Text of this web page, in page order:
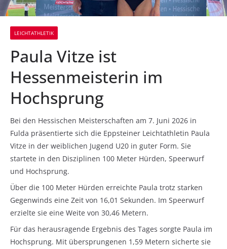
LEICHTATHLETIK
Paula Vitze ist
Hessenmeisterin im
Hochsprung
Bei den Hessischen Meisterschaften am 7. Juni 2026 in
Fulda präsentierte sich die Eppsteiner Leichtathletin Paula
Vitze in der weiblichen Jugend U20 in guter Form. Sie
startete in den Disziplinen 100 Meter Hürden, Speerwurf
und Hochsprung.
Über die 100 Meter Hürden erreichte Paula trotz starken
Gegenwinds eine Zeit von 16,01 Sekunden. Im Speerwurf
erzielte sie eine Weite von 30,46 Metern.
Für das herausragende Ergebnis des Tages sorgte Paula im
Hochsprung. Mit übersprungenen 1,59 Metern sicherte sie